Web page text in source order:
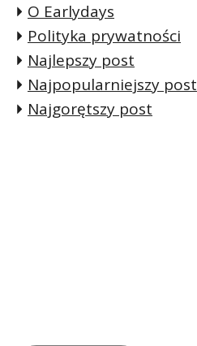
O Earlydays
Polityka prywatności
Najlepszy post
Najpopularniejszy post
Najgorętszy post